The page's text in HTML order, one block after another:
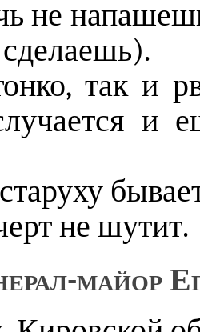
не
так и
и
не шутит.
майор